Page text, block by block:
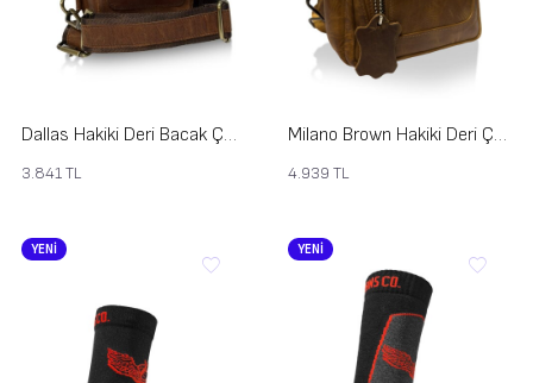
Dallas Hakiki Deri Bacak Çantası
3.841TL
Milano Brown Hakiki Deri Çapraz Çanta
4.939 TL
YENİ YENİ